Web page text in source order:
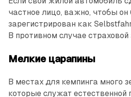
частное лицо, важно, чтобы
зарегистрирован как
В противном случае
Мелкие царапины
В местах для кемпинга много
которые служат естественной